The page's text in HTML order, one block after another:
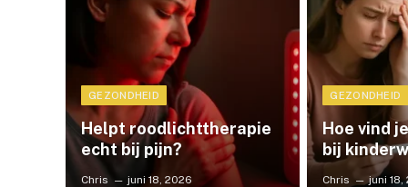
GEZONDHEID
Helpt roodlichttherapie
echt bij pijn?
Chris juni 18, 2026
GEZONDHEID
Hoe vind
bij
Chris juni 18,